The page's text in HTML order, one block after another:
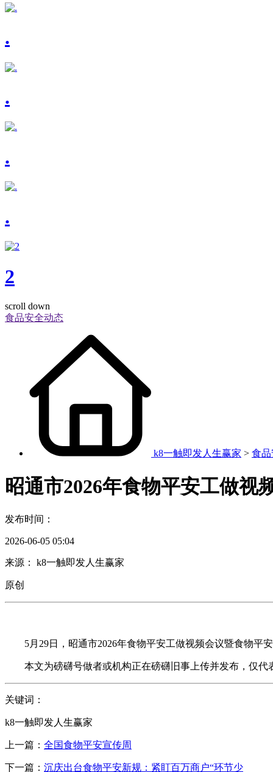
.
.
.
.
2
scroll down
食品安全动态
k8一触即发人生赢家 > 食
昭通市2026年食物平安工做视
发布时间：
2026-06-05 05:04
来源： k8一触即发人生赢家
原创
5月29日，昭通市2026年食物平安工做视频会议暨食物平
本文为磅礴号做者或机构正在磅礴旧事上传并发布，仅代
关键词：
k8一触即发人生赢家
上一篇： 全国食物平安宣传周
下一篇： 沉庆出台食物平安新规：紧盯百万商户“环节少